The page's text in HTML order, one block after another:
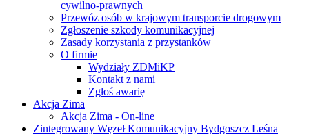
cywilno-prawnych
Przewóz osób w krajowym transporcie drogowym
Zgłoszenie szkody komunikacyjnej
Zasady korzystania z przystanków
O firmie
Wydziały ZDMiKP
Kontakt z nami
Zgłoś awarię
Akcja Zima
Akcja Zima - On-line
Zintegrowany Węzeł Komunikacyjny Bydgoszcz Leśna